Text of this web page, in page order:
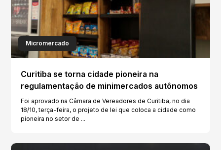
Micromercado
Curitiba se torna cidade pioneira na
regulamentação de minimercados autônomos
Foi aprovado na Câmara de Vereadores de Curitiba, no dia
18/10, terça-feira, o projeto de lei que coloca a cidade como
pioneira no setor de ...